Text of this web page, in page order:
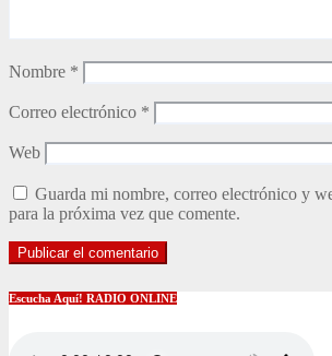
Nombre *
Correo electrónico *
Web
Guarda mi nombre, correo electrónico y
para la próxima vez que comente.
Escucha Aquí! RADIO ONLINE